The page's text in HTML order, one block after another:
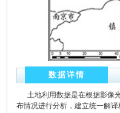
数据详情
土地利用数据是在根据影像
布情况进行分析，建立统一解